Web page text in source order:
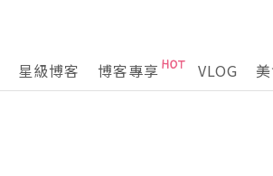
星級博客 博客專享 VLOG